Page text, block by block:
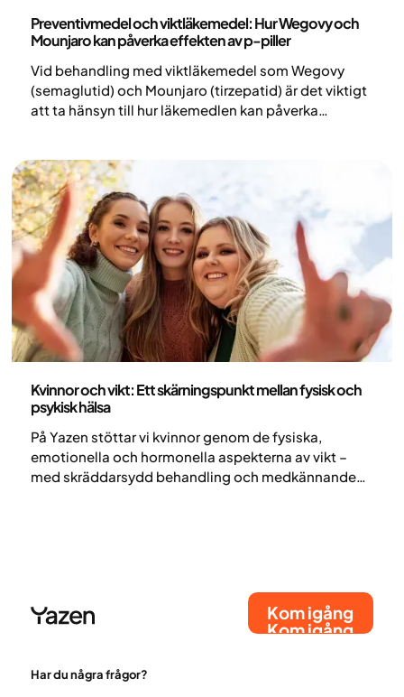
Preventivmedel och viktläkemedel: Hur Wegovy och
Mounjaro kan påverka effekten av p-piller
Vid behandling med viktläkemedel som Wegovy
(semaglutid) och Mounjaro (tirzepatid) är det viktigt
att ta hänsyn till hur läkemedlen kan påverka
och tirzepatid (Mounjaro) kan bidra till förbättrad
fertilitet hos kvinnor med obesitas, delvis som en
följd av viktnedgång och förbättrad hormonell och
metabol funktion. Samtidigt kan de påverka
upptaget och effekten av orala preventivmedel.
Kvinnor och vikt: Ett skärningspunkt mellan fysisk och
psykisk hälsa
På Yazen stöttar vi kvinnor genom de fysiska,
emotionella och hormonella aspekterna av vikt –
med skräddarsydd behandling och medkännande
Kom igång
Kom igång
Har du några frågor?